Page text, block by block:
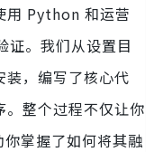
用 Python 和运营
证。我们从设置目
装，编写了核心代
整个过程不仅让你
掌握了如何将其融